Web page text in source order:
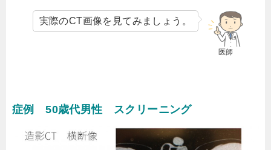
医師
実際のCT画像を見てみましょう。
症例 50歳代男性 スクリーニング